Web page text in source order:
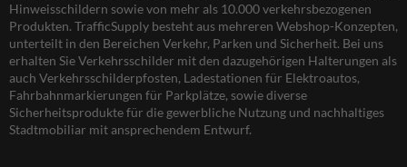
Hinweisschildern sowie von mehr als 10.000 verkehrsbezogenen
Produkten. TrafficSupply besteht aus mehreren Webshop-Konzepten,
unterteilt in den Bereichen Verkehr, Parken und Sicherheit. Bei uns
erhalten Sie Verkehrsschilder mit den dazugehörigen Halterungen als
auch Verkehrsschilderpfosten, Ladestationen für Elektroautos,
Fahrbahnmarkierungen für Parkplätze, sowie diverse
Sicherheitsprodukte für die gewerbliche Nutzung und nachhaltiges
Stadtmobiliar mit ansprechendem Entwurf.